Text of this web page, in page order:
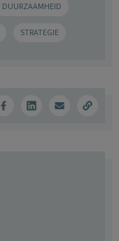
DUURZAAMHEID
STRATEGIE